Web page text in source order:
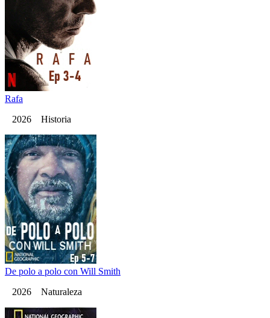
Rafa
2026 Historia
De polo a polo con Will Smith
2026 Naturaleza